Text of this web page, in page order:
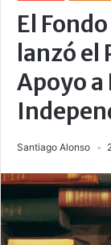
El
lanzó el
Apoyo
Santiago Alonso